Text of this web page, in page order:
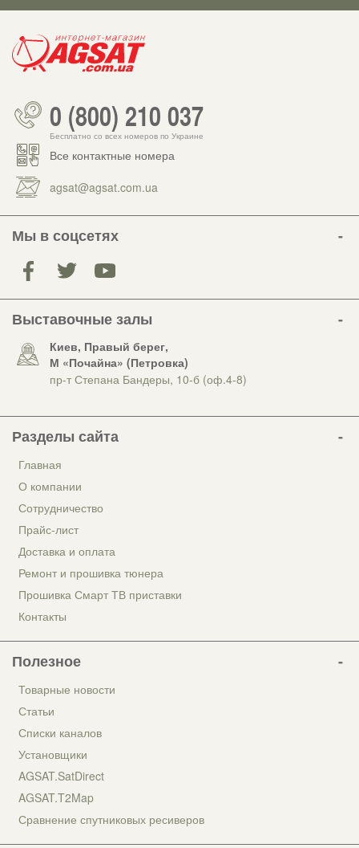
0 (800) 210 037
Бесплатно со всех номеров по Украине
Все контактные номера
agsat@agsat.com.ua
Мы в соцсетях
Выставочные залы
Киев, Правый берег,
М «Почайна» (Петровка)
пр-т Степана Бандеры, 10-б (оф.4-8)
Разделы сайта
Главная
О компании
Сотрудничество
Прайс-лист
Доставка и оплата
Ремонт и прошивка тюнера
Прошивка Смарт ТВ приставки
Контакты
Полезное
Товарные новости
Статьи
Списки каналов
Установщики
AGSAT.SatDirect
AGSAT.T2Map
Сравнение спутниковых ресиверов